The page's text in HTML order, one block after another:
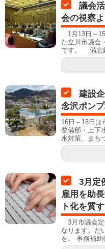
議会
会の視察よ
1月13日～
た立川市議会
です。 備忘
建設
念沢ポン
16日～18日は
整備部・上下
水対策、まち
3月定
雇用を助
ト化を質す
3月市議会定
なります。だ
を。 事務補